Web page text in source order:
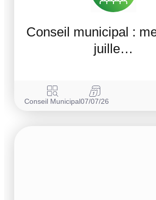
Conseil municipal :
juille…
Conseil Municipal07/07/26